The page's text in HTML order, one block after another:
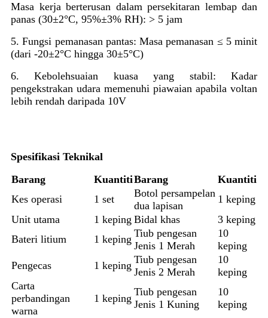
Masa kerja berterusan dalam persekitaran lembap dan
panas (30±2°C, 95%±3% RH): > 5 jam
5. Fungsi pemanasan pantas: Masa pemanasan ≤ 5 minit
(dari -20±2°C hingga 30±5°C)
6. Kebolehsuaian kuasa yang stabil: Kadar
pengekstrakan udara memenuhi piawaian apabila voltan
lebih rendah daripada 10V
Spesifikasi Teknikal
Barang
KuantitiBarang
Kuantiti
Kes operasi
1 set
Botol persampelan
dua lapisan
1 keping
Unit utama
1 keping Bidal khas
3 keping
Bateri litium
1 keping Tiub pengesan
Jenis 1 Merah
10
keping
Pengecas
1 keping Tiub pengesan
Jenis 2 Merah
10
keping
Carta
perbandingan
warna
1 keping
Tiub pengesan
Jenis 1 Kuning
10
keping